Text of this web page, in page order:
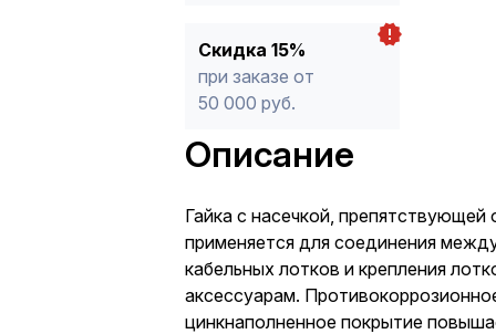
Скидка 15%
при заказе от
50 000 руб.
Описание
Гайка с насечкой, препятствующей
применяется для соединения
кабельных лотков и крепления
аксессуарам.
цинкнаполненное покрытие